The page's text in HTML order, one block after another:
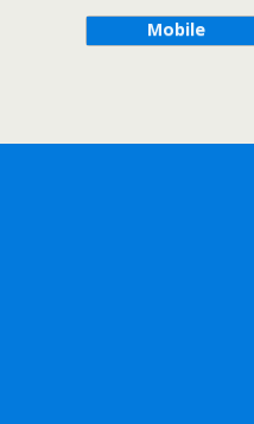
Mobile